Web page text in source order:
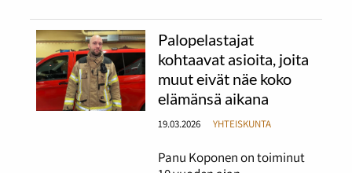
Palopelastajat
kohtaavat asioita, joita
muut eivät näe koko
elämänsä aikana
19.03.2026 YHTEISKUNTA
Panu Koponen on toiminut